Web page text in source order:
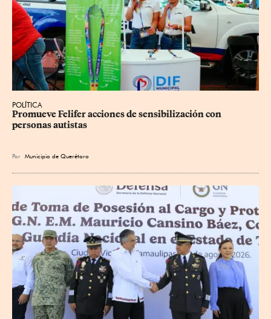
POLÍTICA
Promueve Felifer acciones de sensibilización con
personas autistas
Por Municipio de Querétaro